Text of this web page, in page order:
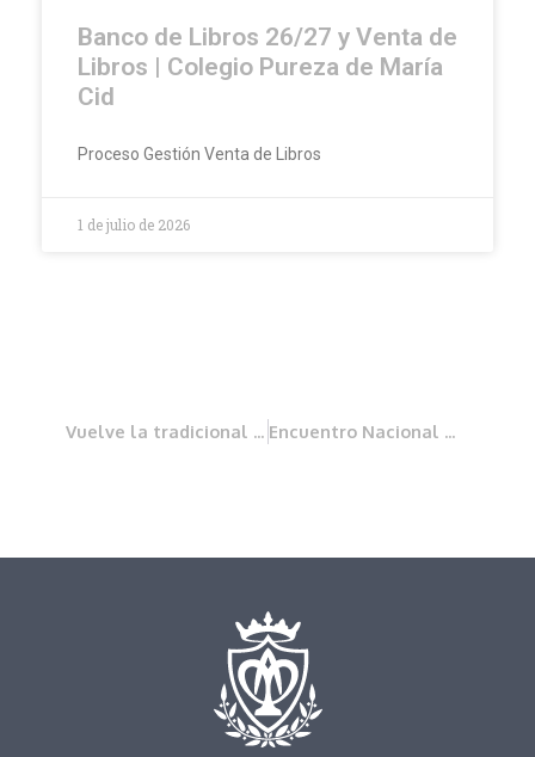
Banco de Libros 26/27 y Venta de
Libros | Colegio Pureza de María
Cid
Proceso Gestión Venta de Libros
1 de julio de 2026
Vuelve la tradicional salida en bicicleta Encuentro Nacional MFA